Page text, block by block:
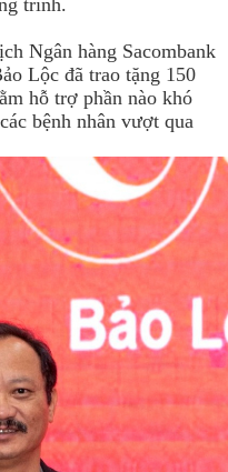
trình.
Ngân hàng Sacombank
Lộc đã trao tặng 150
hỗ trợ phần nào khó
bệnh nhân vượt qua